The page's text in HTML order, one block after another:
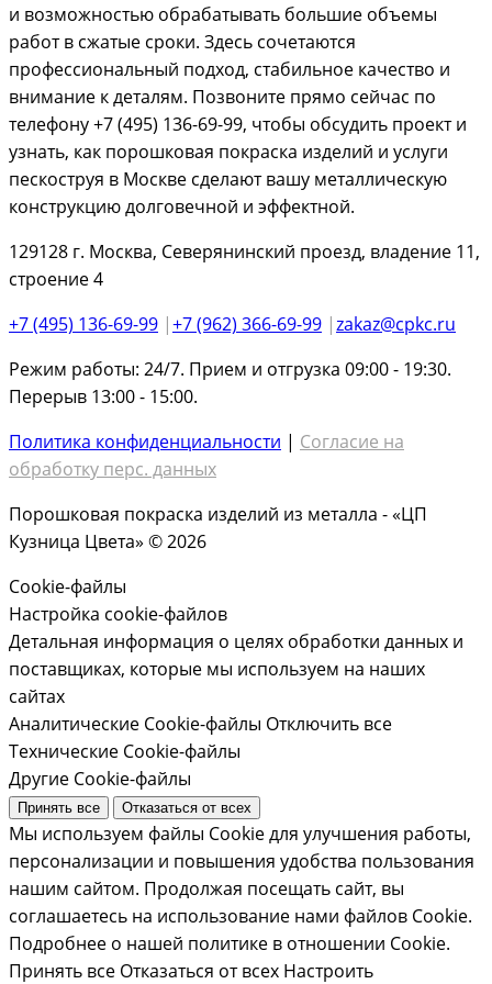
и возможностью обрабатывать большие объемы
работ в сжатые сроки. Здесь сочетаются
профессиональный подход, стабильное качество и
внимание к деталям. Позвоните прямо сейчас по
телефону +7 (495) 136-69-99, чтобы обсудить проект и
узнать, как порошковая покраска изделий и услуги
пескоструя в Москве сделают вашу металлическую
конструкцию долговечной и эффектной.
129128 г. Москва, Северянинский проезд, владение 11,
строение 4
+7 (495) 136-69-99 |+7 (962) 366-69-99 |zakaz@cpkc.ru
Режим работы: 24/7. Прием и отгрузка 09:00 - 19:30.
Перерыв 13:00 - 15:00.
Политика конфиденциальности | Согласие на
обработку перс. данных
Порошковая покраска изделий из металла - «ЦП
Кузница Цвета» © 2026
Cookie-файлы
Настройка cookie-файлов
Детальная информация о целях обработки данных и
поставщиках, которые мы используем на наших
сайтах
Аналитические Cookie-файлы Отключить все
Технические Cookie-файлы
Другие Cookie-файлы
Принять все Отказаться от всех
Мы используем файлы Cookie для улучшения работы,
персонализации и повышения удобства пользования
нашим сайтом. Продолжая посещать сайт, вы
соглашаетесь на использование нами файлов Cookie.
Подробнее о нашей политике в отношении Cookie.
Принять все Отказаться от всех Настроить